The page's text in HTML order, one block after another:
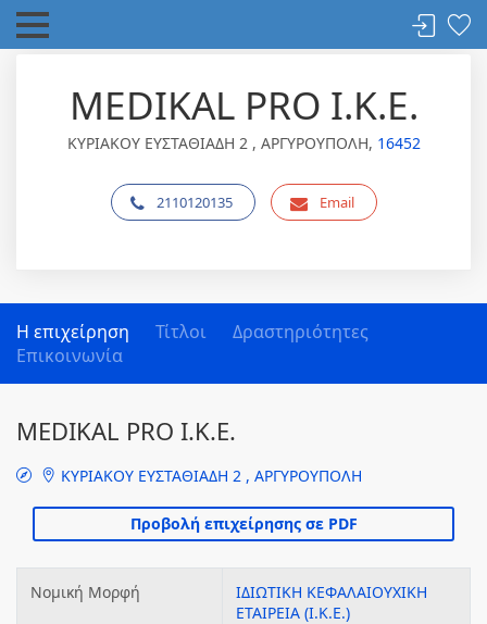
MEDIKAL PRO Ι.Κ.Ε.
ΚΥΡΙΑΚΟΥ ΕΥΣΤΑΘΙΑΔΗ 2 , ΑΡΓΥΡΟΥΠΟΛΗ, 16452
2110120135 Email
Η επιχείρηση Τίτλοι
Δραστηριότητες
Επικοινωνία
MEDIKAL PRO Ι.Κ.Ε.
ΚΥΡΙΑΚΟΥ ΕΥΣΤΑΘΙΑΔΗ 2 , ΑΡΓΥΡΟΥΠΟΛΗ
Νομική Μορφή
ΙΔΙΩΤΙΚΗ ΚΕΦΑΛΑΙΟΥΧΙΚΗ
ΕΤΑΙΡΕΙΑ (Ι.Κ.Ε.)